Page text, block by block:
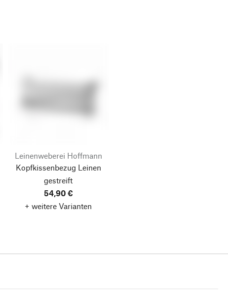
Leinenweberei Hoffmann
Kopfkissenbezug Leinen
gestreift
54,90 €
+ weitere Varianten